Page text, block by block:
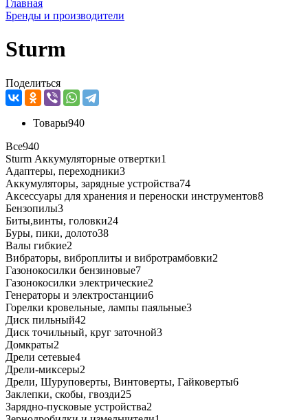
Главная
Бренды и производители
Sturm
Поделиться
Товары940
Все940
Sturm Аккумуляторные отвертки1
Адаптеры, переходники3
Аккумуляторы, зарядные устройства74
Аксессуары для хранения и переноски инструментов8
Бензопилы3
Биты,винты, головки24
Буры, пики, долото38
Валы гибкие2
Вибраторы, виброплиты и вибротрамбовки2
Газонокосилки бензиновые7
Газонокосилки электрические2
Генераторы и электростанции6
Горелки кровельные, лампы паяльные3
Диск пильный42
Диск точильный, круг заточной3
Домкраты2
Дрели сетевые4
Дрели-миксеры2
Дрели, Шуруповерты, Винтоверты, Гайковерты6
Заклепки, скобы, гвозди25
Зарядно-пусковые устройства2